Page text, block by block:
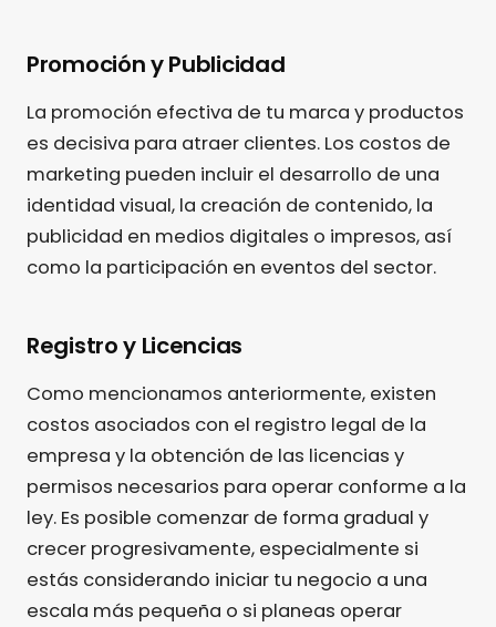
Promoción y Publicidad
La promoción efectiva de tu marca y productos
es decisiva para atraer clientes. Los costos de
marketing pueden incluir el desarrollo de una
identidad visual, la creación de contenido, la
publicidad en medios digitales o impresos, así
como la participación en eventos del sector.
Registro y Licencias
Como mencionamos anteriormente, existen
costos asociados con el registro legal de la
empresa y la obtención de las licencias y
permisos necesarios para operar conforme a la
ley. Es posible comenzar de forma gradual y
crecer progresivamente, especialmente si
estás considerando iniciar tu negocio a una
escala más pequeña o si planeas operar